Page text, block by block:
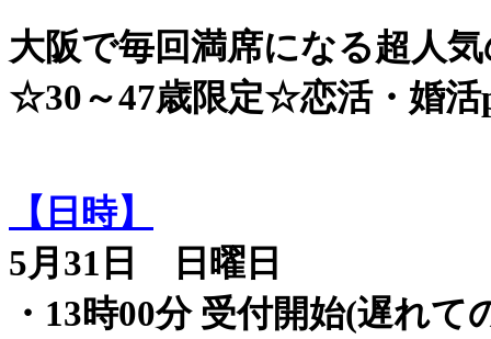
大阪で毎回満席になる超人
☆30～47歳限定☆恋活・婚
【日時】
5月31日 日曜日
・13時00分 受付開始(遅れて